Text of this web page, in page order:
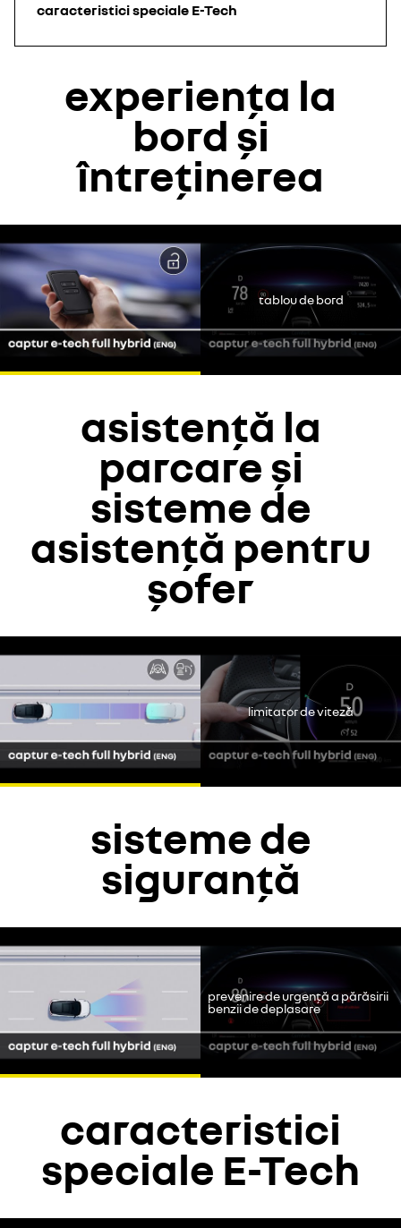
caracteristici speciale E-Tech
experiența la
bord și
întreținerea
Youtube este dezactivat. Permiteți cookie-urilor să acceseze
conținutul video.
continui fără să accept
accept
tablou de bord
asistență la
parcare și
sisteme de
asistență pentru
șofer
Youtube este dezactivat. Permiteți cookie-urilor să acceseze
conținutul video.
continui fără să accept
accept
limitator de viteză
sisteme de
siguranță
Youtube este dezactivat. Permiteți cookie-urilor să acceseze
conținutul video.
continui fără să accept
accept
prevenire de urgență a părăsirii
benzii de deplasare
caracteristici
speciale E-Tech